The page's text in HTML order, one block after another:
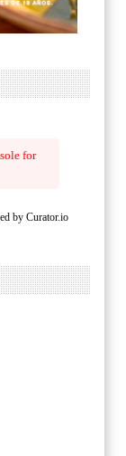
for
by Curator.io